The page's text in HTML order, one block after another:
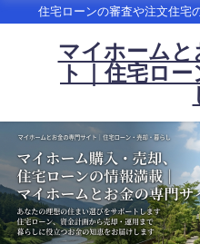
住宅ローンの審査や注文住宅
マイホームと
ト｜住宅ロ